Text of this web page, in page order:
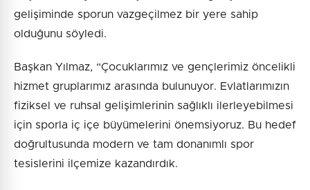
gelişiminde sporun vazgeçilmez bir yere sahip
olduğunu söyledi.
Başkan Yılmaz, “Çocuklarımız ve gençlerimiz öncelikli
hizmet gruplarımız arasında bulunuyor. Evlatlarımızın
fiziksel ve ruhsal gelişimlerinin sağlıklı ilerleyebilmesi
için sporla iç içe büyümelerini önemsiyoruz. Bu hedef
doğrultusunda modern ve tam donanımlı spor
tesislerini ilçemize kazandırdık.